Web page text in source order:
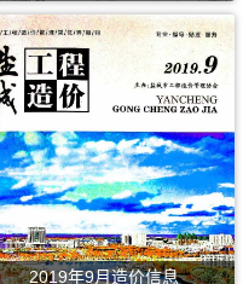
2019年9月造价信息